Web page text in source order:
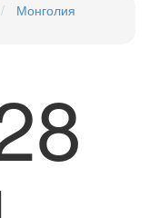
Монголия